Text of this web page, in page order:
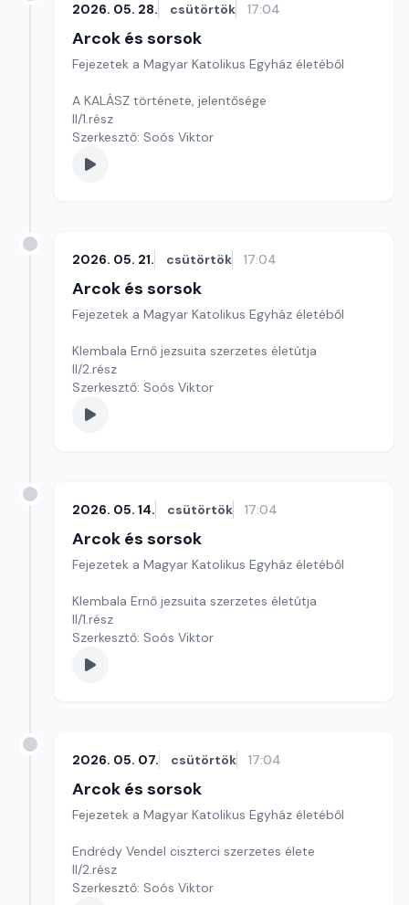
2026. 05. 28. csütörtök 17:04
Arcok és sorsok
Fejezetek a Magyar Katolikus Egyház életéből
A KALÁSZ története, jelentősége
II/1.rész
Szerkesztő: Soós Viktor
2026. 05. 21. csütörtök 17:04
Arcok és sorsok
Fejezetek a Magyar Katolikus Egyház életéből
Klembala Ernő jezsuita szerzetes életútja
II/2.rész
Szerkesztő: Soós Viktor
2026. 05. 14. csütörtök 17:04
Arcok és sorsok
Fejezetek a Magyar Katolikus Egyház életéből
Klembala Ernő jezsuita szerzetes életútja
II/1.rész
Szerkesztő: Soós Viktor
2026. 05. 07. csütörtök 17:04
Arcok és sorsok
Fejezetek a Magyar Katolikus Egyház életéből
Endrédy Vendel ciszterci szerzetes élete
II/2.rész
Szerkesztő: Soós Viktor